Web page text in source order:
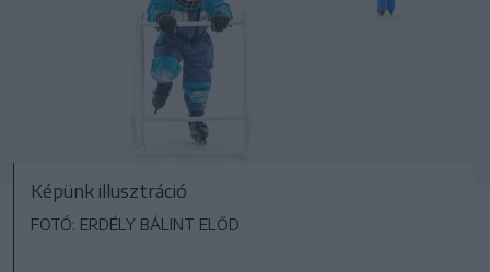
Képünk illusztráció
FOTÓ: ERDÉLY BÁLINT ELŐD